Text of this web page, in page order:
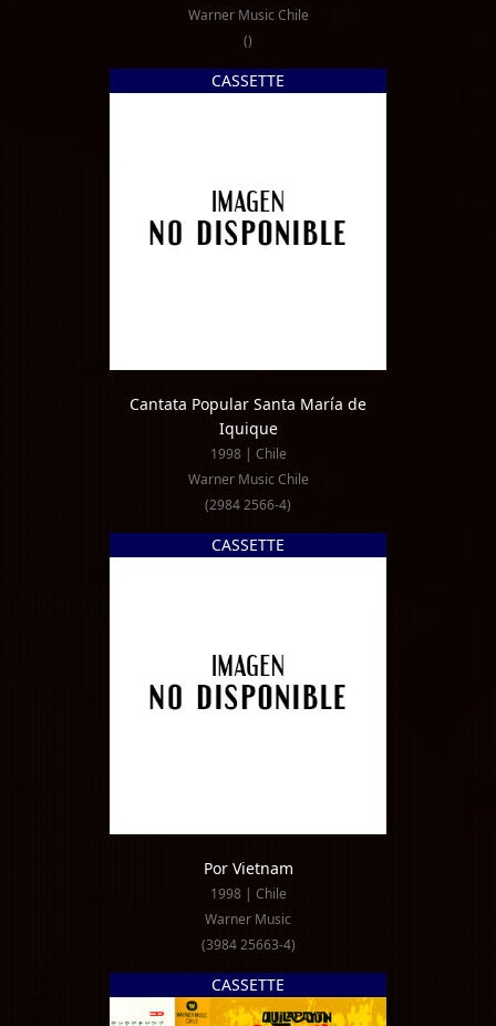
Warner Music Chile
()
CASSETTE
Cantata Popular Santa María de
Iquique
1998 | Chile
Warner Music Chile
(2984 2566-4)
CASSETTE
Por Vietnam
1998 | Chile
Warner Music
(3984 25663-4)
CASSETTE